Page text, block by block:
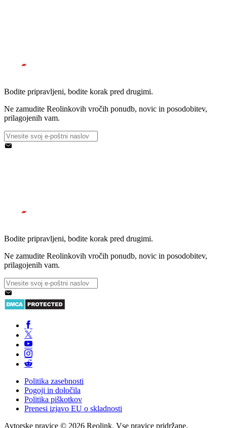
Bodite pripravljeni, bodite korak pred drugimi.
Ne zamudite Reolinkovih vročih ponudb, novic in posodobitev,
prilagojenih vam.
Bodite pripravljeni, bodite korak pred drugimi.
Ne zamudite Reolinkovih vročih ponudb, novic in posodobitev,
prilagojenih vam.
Politika zasebnosti
Pogoji in določila
Politika piškotkov
Prenesi izjavo EU o skladnosti
Avtorske pravice © 2026 Reolink. Vse pravice pridržane.